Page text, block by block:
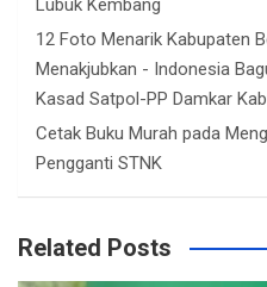
Lubuk Kembang
12 Foto Menarik Kabupaten
Menakjubkan - Indonesia
Kasad Satpol-PP Damkar
Cetak Buku Murah pada
Pengganti STNK
Related Posts